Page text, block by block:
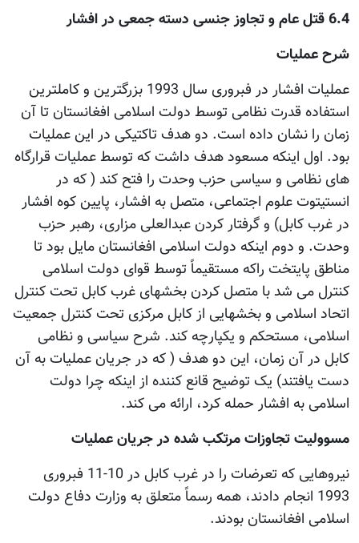
6.4 قتل عام و تجاوز جنسی دسته جمعی در افشار
شرح عملیات
عملیات افشار در فبروری سال 1993 بزرگترین و کاملترین
استفاده قدرت نظامی توسط دولت اسلامی افغانستان تا آن
زمان را نشان داده است. دو هدف تاکتیکی در این عملیات
بود. اول اینکه مسعود هدف داشت که توسط عملیات قرارگاه
های نظامی و سیاسی حزب وحدت را فتح کند ( که در
انستیتوت علوم اجتماعی، متصل به افشار، پایین کوه افشار
در غرب کابل) و گرفتار کردن عبدالعلی مزاری، رهبر حزب
وحدت. و دوم اینکه دولت اسلامی افغانستان مایل بود تا
مناطق پایتخت راکه مستقیماً توسط قوای دولت اسلامی
کنترل می شد با متصل کردن بخشهای غرب کابل تحت کنترل
اتحاد اسلامی و بخشهایی از کابل مرکزی تحت کنترل جمعیت
اسلامی، مستحکم و یکپارچه کند. شرح سیاسی و نظامی
کابل در آن زمان، این دو هدف ( که در جریان عملیات به آن
دست یافتند) یک توضیح قانع کننده از اینکه چرا دولت
اسلامی به افشار حمله کرد، ارائه می کند.
مسوولیت تجاوزات مرتکب شده در جریان عملیات
نیروهایی که تعرضات را در غرب کابل در 10-11 فبروری
1993 انجام دادند، همه رسماً متعلق به وزارت دفاع دولت
اسلامی افغانستان بودند.